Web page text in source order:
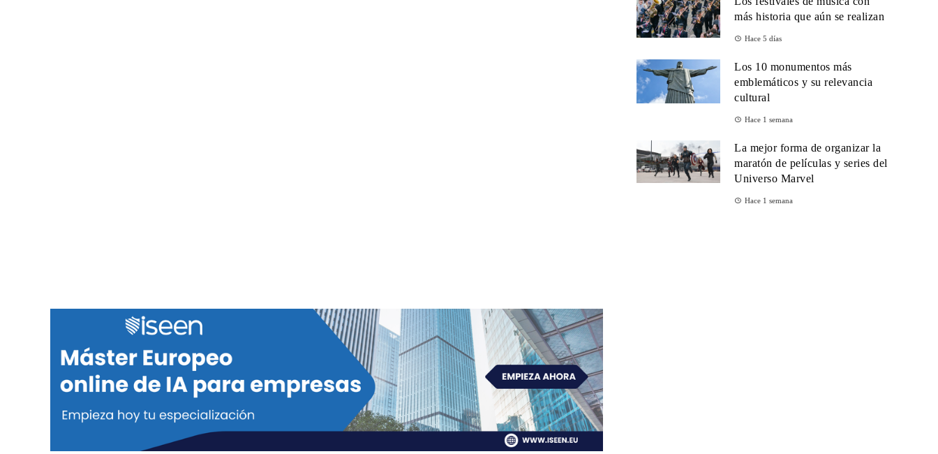
más historia que aún se realizan
Hace 5 días
Los 10 monumentos más
emblemáticos y su relevancia
cultural
Hace 1 semana
La mejor forma de organizar la
maratón de películas y series del
Universo Marvel
Hace 1 semana